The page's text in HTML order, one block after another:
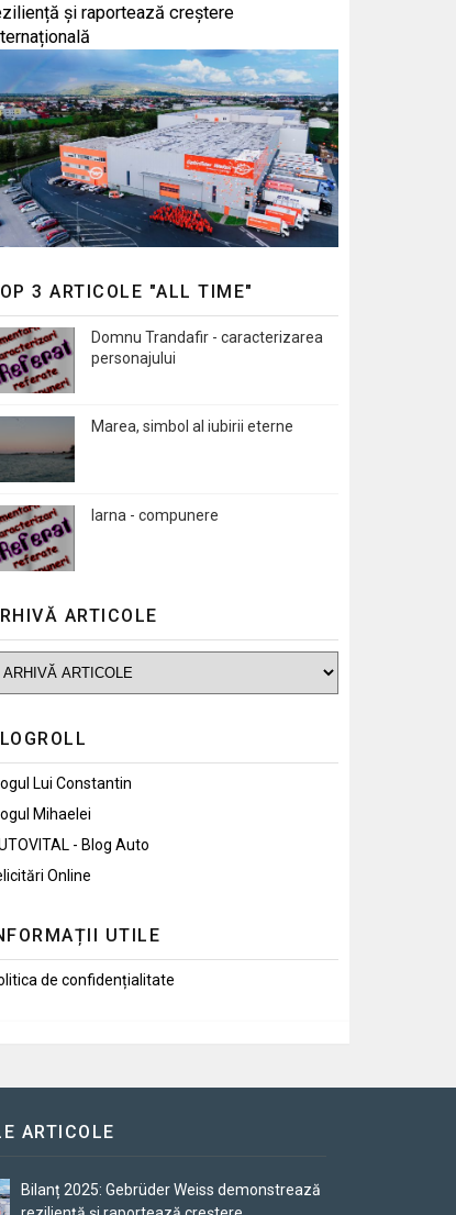
și raportează creștere
3 ARTICOLE "ALL TIME"
Domnu Trandafir - caracterizarea
personajului
Marea, simbol al iubirii eterne
Iarna - compunere
ARTICOLE
Lui Constantin
Mihaelei
- Blog Auto
Online
UTILE
de confidențialitate
ARTICOLE
Bilanț 2025: Gebrüder Weiss demonstrează